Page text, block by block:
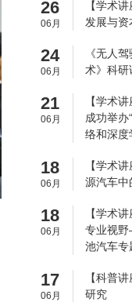
26
06月
【学术
发展与资
24
06月
《无人
术》科研
21
06月
【学术
成功举办
络和深度
18
06月
【学术
源汽车中
18
06月
【学术
专业视
池汽车专
17
06月
【科普
研究